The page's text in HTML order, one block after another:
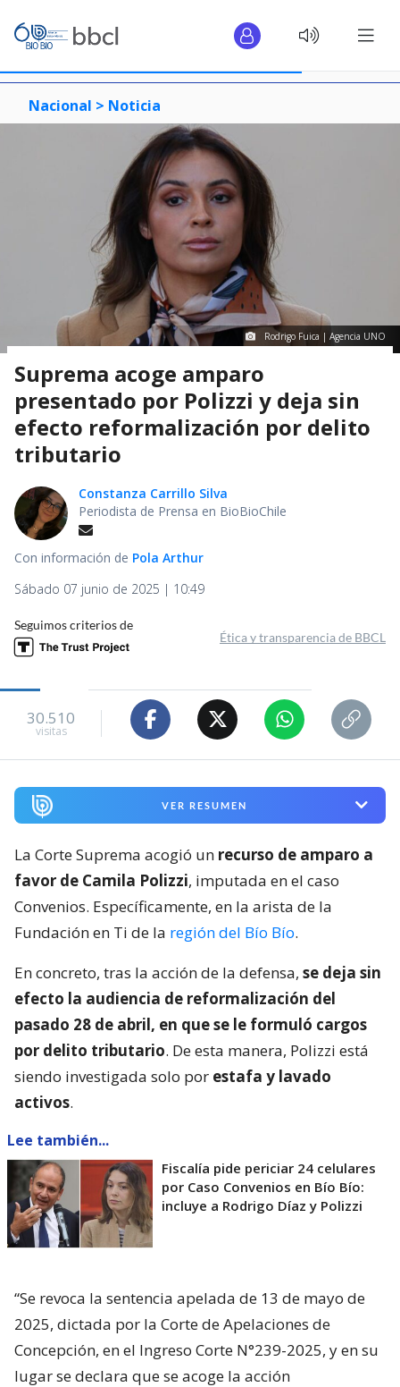
Nacional > Noticia
Rodrigo Fuica | Agencia UNO
Suprema acoge amparo
presentado por Polizzi y deja sin
efecto reformalización por delito
tributario
Constanza Carrillo Silva
Periodista de Prensa en BioBioChile
Con información de Pola Arthur
Sábado 07 junio de 2025 | 10:49
Seguimos criterios de
Ética y transparencia de BBCL
30.510
visitas
VER RESUMEN
La Corte Suprema acogió un recurso de amparo a
favor de Camila Polizzi, imputada en el caso
Convenios. Específicamente, en la arista de la
Fundación en Ti de la región del Bío Bío.
En concreto, tras la acción de la defensa, se deja sin
efecto la audiencia de reformalización del
pasado 28 de abril, en que se le formuló cargos
por delito tributario. De esta manera, Polizzi está
siendo investigada solo por estafa y lavado
activos.
Lee también...
Fiscalía pide periciar 24 celulares
por Caso Convenios en Bío Bío:
incluye a Rodrigo Díaz y Polizzi
“Se revoca la sentencia apelada de 13 de mayo de
2025, dictada por la Corte de Apelaciones de
Concepción, en el Ingreso Corte N°239-2025, y en su
lugar se declara que se acoge la acción